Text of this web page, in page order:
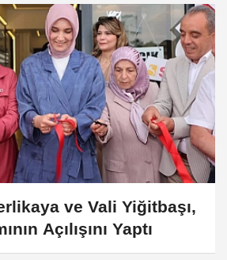
ve Vali Yiğitbaşı,
Açılışını Yaptı